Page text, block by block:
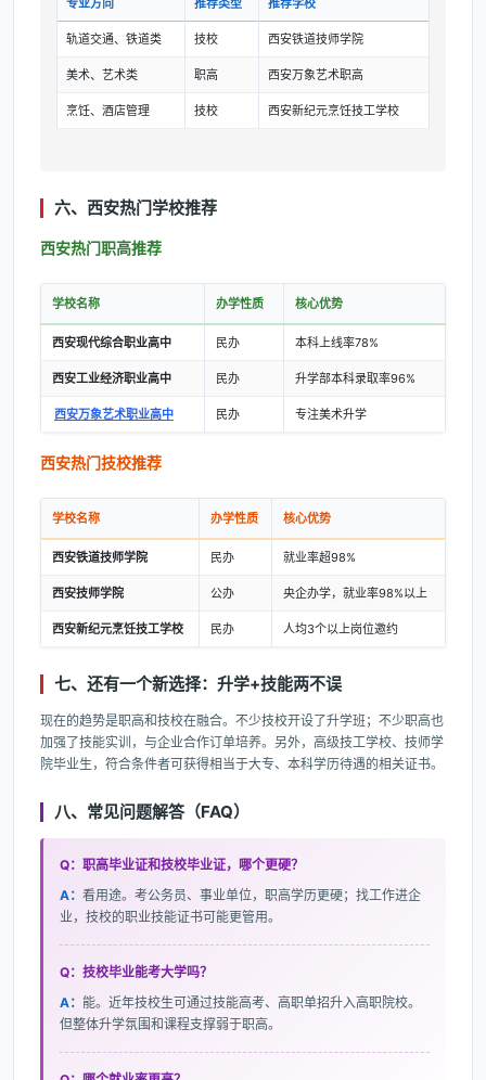
专业方向 推荐类型 推荐学校
轨道交通、铁道类 技校 西安铁道技师学院
美术、艺术类 职高 西安万象艺术职高
烹饪、酒店管理 技校 西安新纪元烹饪技工学校
六、西安热门学校推荐
西安热门职高推荐
学校名称 办学性质 核心优势
西安现代综合职业高中 民办 本科上线率78%
西安工业经济职业高中 民办 升学部本科录取率96%
西安万象艺术职业高中 民办 专注美术升学
西安热门技校推荐
学校名称 办学性质 核心优势
西安铁道技师学院 民办 就业率超98%
西安技师学院 公办 央企办学，就业率98%以上
西安新纪元烹饪技工学校 民办 人均3个以上岗位邀约
七、还有一个新选择：升学+技能两不误
现在的趋势是职高和技校在融合。不少技校开设了升学班；不少职高也
加强了技能实训，与企业合作订单培养。另外，高级技工学校、技师学
院毕业生，符合条件者可获得相当于大专、本科学历待遇的相关证书。
八、常见问题解答（FAQ）
Q：职高毕业证和技校毕业证，哪个更硬？
A： 看用途。考公务员、事业单位，职高学历更硬；找工作进企
业，技校的职业技能证书可能更管用。
Q：技校毕业能考大学吗？
A： 能。近年技校生可通过技能高考、高职单招升入高职院校。
但整体升学氛围和课程支撑弱于职高。